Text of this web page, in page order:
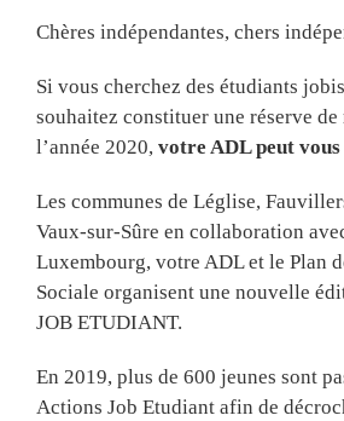
Chères indépendantes, chers
Si vous cherchez des étudiants
souhaitez constituer une réserve
l’année 2020, votre ADL peut
Les communes de Léglise,
Vaux-sur-Sûre en collaboration
Luxembourg, votre ADL et le Plan
Sociale organisent une nouvelle
JOB ETUDIANT.
En 2019, plus de 600 jeunes sont
Actions Job Etudiant afin de